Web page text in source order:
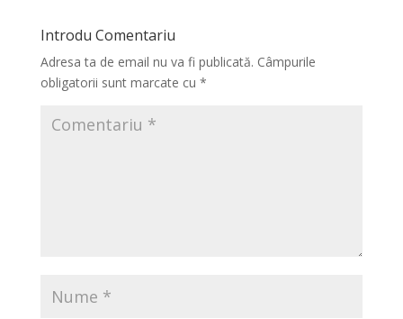
Introdu Comentariu
Adresa ta de email nu va fi publicată. Câmpurile
obligatorii sunt marcate cu *